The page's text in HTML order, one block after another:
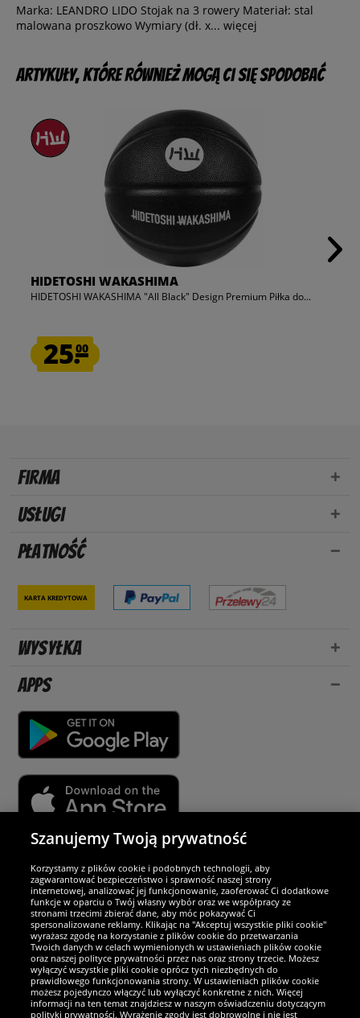
Marka: LEANDRO LIDO Stojak na 3 rowery Materiał: stal
malowana proszkowo Wymiary (dł. x... więcej
Artykuły, które również mogą Ci się spodobać
HIDETOSHI WAKASHIMA
HIDETOSHI WAKASHIMA "All Black" Design Premium Piłka do...
25.00
Firma
Usługi
Płatność
Karta kredytowa
Wysyłka
Apps
Partnerzy i bezpieczeństwo
Jesteśmy wyjątkowi
Szanujemy Twoją prywatność
Korzystamy z plików cookie i podobnych technologii, aby
zagwarantować bezpieczeństwo i sprawność naszej strony
internetowej, analizować jej funkcjonowanie, zaoferować Ci dodatkowe
funkcje w oparciu o Twój własny wybór oraz we współpracy ze
stronami trzecimi zbierać dane, aby móc pokazywać Ci
spersonalizowane reklamy. Klikając na "Akceptuj wszystkie pliki cookie"
wyrażasz zgodę na korzystanie z plików cookie do przetwarzania
Twoich danych w celach wymienionych w ustawieniach plików cookie
oraz naszej polityce prywatności przez nas oraz strony trzecie. Możesz
wyłączyć wszystkie pliki cookie oprócz tych niezbędnych do
prawidłowego funkcjonowania strony. W ustawieniach plików cookie
możesz pojedynczo włączyć lub wyłączyć konkretne z nich. Więcej
informacji na ten temat znajdziesz w naszym oświadczeniu dotyczącym
polityki prywatności. Wyrażenie zgody jest dobrowolne i nie jest